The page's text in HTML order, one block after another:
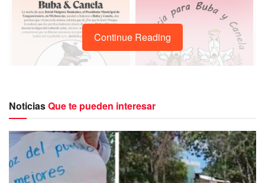
El edil emitió un mensaje a medios, publicado en su
Continue Reading
NoticiasQue te pueden interesar